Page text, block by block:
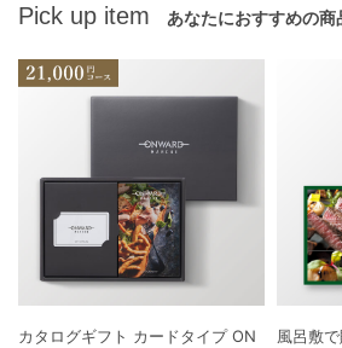
Pick up item あなたにおすすめの商
カタログギフト カードタイプ ON
風呂敷